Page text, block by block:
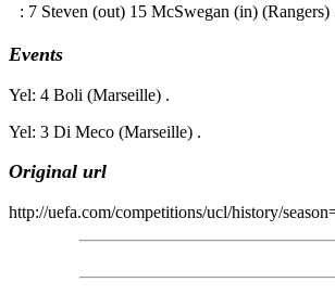
: 7 Steven (out) 15 McSwegan (in) (Rangers)
Events
Yel: 4 Boli (Marseille) .
Yel: 3 Di Meco (Marseille) .
Original url
http://uefa.com/competitions/ucl/history/